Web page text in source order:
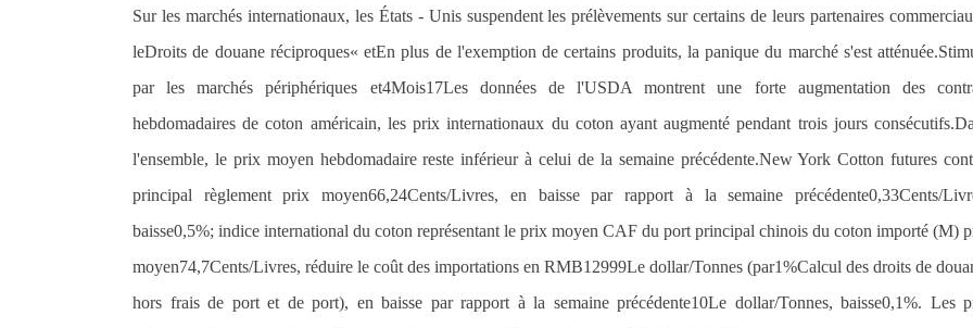
Sur les marchés internationaux, les États - Unis suspendent les prélèvements sur certains de leurs partenaires
leDroits de douane réciproques« etEn plus de l'exemption de certains produits, la panique du marché s'est
par les marchés périphériques et4Mois17Les données de l'USDA montrent une forte augmentation des
hebdomadaires de coton américain, les prix internationaux du coton ayant augmenté pendant trois jours
l'ensemble, le prix moyen hebdomadaire reste inférieur à celui de la semaine précédente.New York Cotton futures
principal règlement prix moyen66,24Cents/Livres, en baisse par rapport à la semaine précédente0,33Cents/
baisse0,5%; indice international du coton représentant le prix moyen CAF du port principal chinois du coton importé (M)
moyen74,7Cents/Livres, réduire le coût des importations en RMB12999Le dollar/Tonnes (par1%Calcul des droits de
hors frais de port et de port), en baisse par rapport à la semaine précédente10Le dollar/Tonnes, baisse0,1%. Les